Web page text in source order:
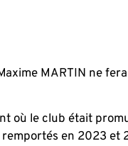
MARTIN ne
où le club était
en 2023 et